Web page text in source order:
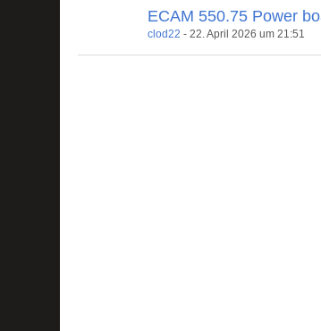
ECAM 550.75 Power
clod22 -22. April 2026 um 21:51